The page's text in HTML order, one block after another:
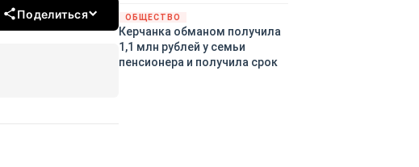
Поделиться ОБЩЕСТВО
Керчанка обманом получила
1,1 млн рублей у семьи
пенсионера и получила срок